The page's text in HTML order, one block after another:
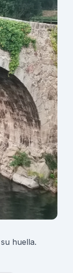
huella.